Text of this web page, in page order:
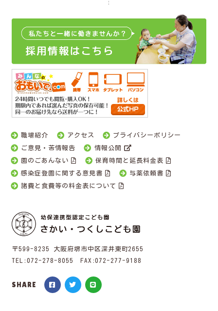
職場紹介 アクセス
プライバシーポリシー
ご意見・苦情報告
情報公開
園のごあんない
保育時間と延長料金表
感染症登園に関する意見書
与薬依頼書
諸費と食費等の料金表について
〒599-8235 大阪府堺市中区深井東町2655
TEL: 072-278-8055 FAX:072-277-9188
SHARE